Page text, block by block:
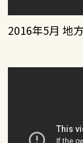
2016年5月 地